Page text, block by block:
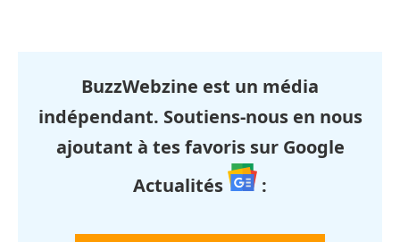
BuzzWebzine est un média
indépendant. Soutiens-nous en nous
ajoutant à tes favoris sur Google
Actualités
: